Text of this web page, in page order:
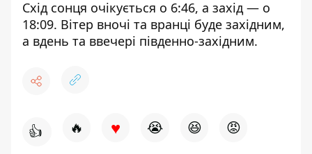
Схід сонця очікується о 6:46, а захід — о
18:09. Вітер вночі та вранці буде західним,
а вдень та ввечері південно-західним.
👍 🔥 ♥ 😭 😆 😡